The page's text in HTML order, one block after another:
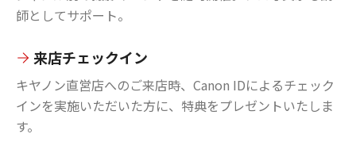
師としてサポート。
来店チェックイン
キヤノン直営店へのご来店時、Canon IDによるチェック
インを実施いただいた方に、特典をプレゼントいたしま
す。